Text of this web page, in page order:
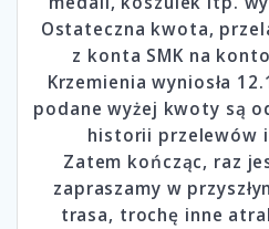
Ostateczna kwota,
z konta SMK na
Krzemienia wyniosła
podane wyżej kwoty są
historii przelewów
Zatem kończąc, raz
zapraszamy w
trasa, trochę inne